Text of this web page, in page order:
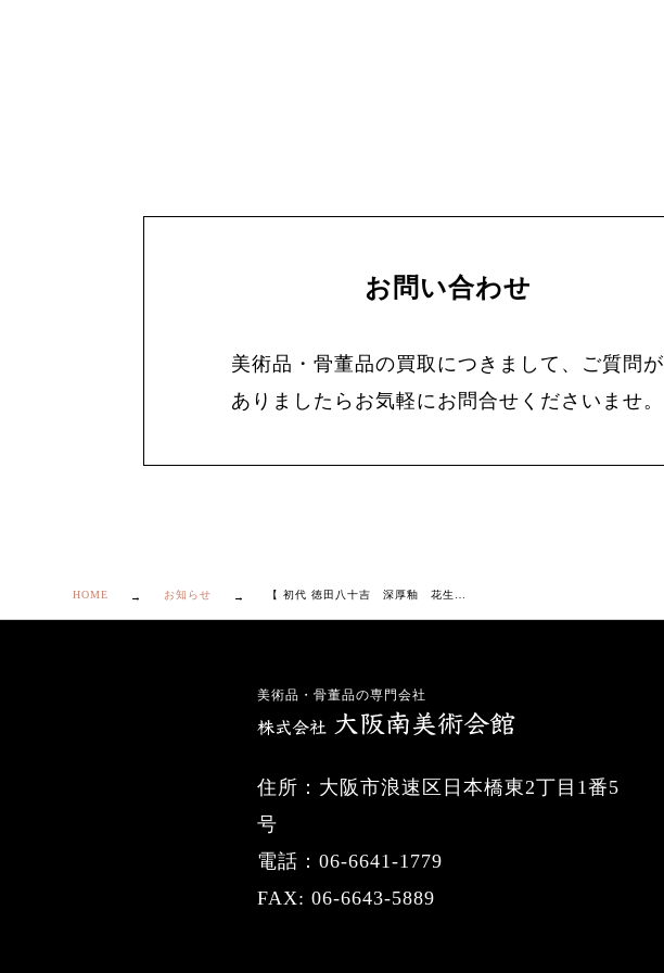
お問い合わせ
美術品・骨董品の買取につきまして、ご質問が
ありましたらお気軽にお問合せくださいませ。
HOME お知らせ
美術品・骨董品の専門会社
住所：大阪市浪速区日本橋東2丁目1番5
号
電話：06-6641-1779
FAX: 06-6643-5889